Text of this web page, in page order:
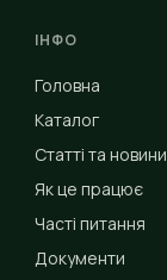
ІНФО
Головна
Каталог
Статті та новини
Як це працює
Часті питання
Документи